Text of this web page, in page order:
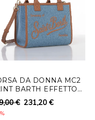
dovrà essere
in cui verrà collocato
a Ronca 1862
giorni lavorativi
i pagamenti
derivanti dalla
DA DONNA MC2
BARTH EFFETTO
CON DETTAGLI IN
PELLE
€ 231,20 €